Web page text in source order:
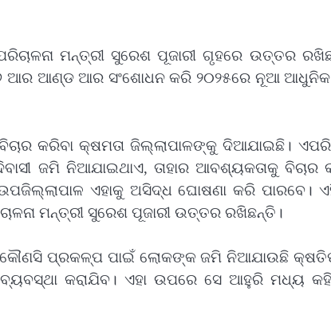
ମନ୍ତ୍ରୀ ସୁରେଶ ପୂଜାରୀ ଗୃହରେ ଉତ୍ତର
ଆଣ୍ଡ ଆର ସଂଶୋଧନ କରି ୨୦୨୫ରେ ନୂଆ
କରିବା କ୍ଷମତା ଜିଲ୍ଲାପାଳଙ୍କୁ ଦିଆଯାଇଛି। ଏପରି
ଜମି ନିଆଯାଇଥାଏ, ତାହାର ଆବଶ୍ୟକତାକୁ ବିଚାର
ଏହାକୁ ଅସିଦ୍ଧ ଘୋଷଣା କରି ପାରବେ।
ମନ୍ତ୍ରୀ ସୁରେଶ ପୂଜାରୀ ଉତ୍ତର ରଖିଛନ୍ତି।
କୌଣସି ପ୍ରକଳ୍ପ ପାଇଁ ଲୋକଙ୍କ ଜମି ନିଆଯାଉଛି
କରାଯିବ। ଏହା ଉପରେ ସେ ଆହୁରି ମଧ୍ୟ